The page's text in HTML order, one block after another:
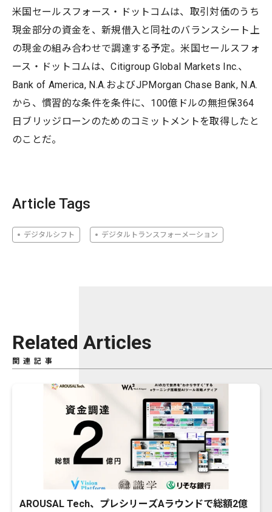
米国セールスフォース・ドットコムは、取引対価のうち
現金部分の資金を、新規借入と同社のバランスシート上
の現金の組み合わせで調達する予定。米国セールスフォ
ース・ドットコムは、Citigroup Global Markets Inc.、
Bank of America, N.A.およびJPMorgan Chase Bank, N.A.
から、慣習的な条件を条件に、100億ドルの無担保364
日ブリッジローンのためのコミットメントを取得したと
のことだ。
Article Tags
デジタルシフト デジタルトランスフォーメーション
Related Articles
関連記事
AROUSAL Tech、プレシリーズAラウンドで総額2億